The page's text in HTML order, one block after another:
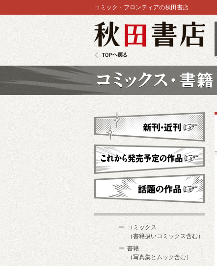
コミック・フロンティアの秋田書店
新刊・近刊
これから発売予定
コミックス
（書籍扱いコミックス含む）
書籍
（写真集とムック含む）